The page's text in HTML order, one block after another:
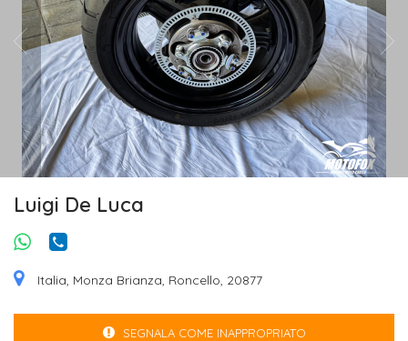
Luigi De Luca
Italia, Monza Brianza, Roncello, 20877
SEGNALA COME INAPPROPRIATO